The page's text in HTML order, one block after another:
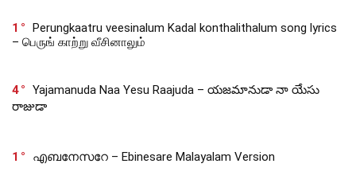
1
Perungkaatru veesinalum Kadal konthalithalum song lyrics
– பெருங் காற்று வீசினாலும்
4
Yajamanuda Naa Yesu Raajuda – యజమానుడా నా యేసు
రాజుడా
1 എബനേസറേ – Ebinesare Malayalam Version